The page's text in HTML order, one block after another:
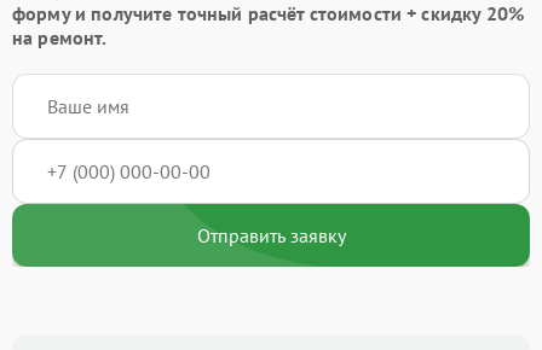
формуи получите точный расчёт стоимости +скидку 20%
на ремонт.
Отправить заявку